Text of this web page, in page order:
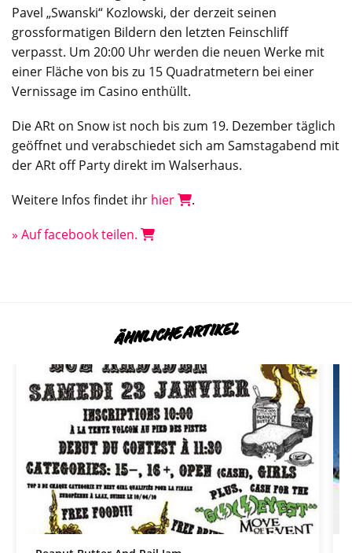
Pavel „Swanski“ Kozlowski, der derzeit seinen
grossformatigen Bildern den letzten Feinschliff
verpasst. Um 20:00 Uhr werden die neuen Werke mit
einer Fläche von bis zu 15 Quadratmetern bei einer
Vernissage im Casino enthüllt.
Die ARt on Snow ist noch bis zum 19. Dezember täglich
geöffnet und verabschiedet sich am Samstagabend mit
der ARt off Party direkt im Walserhaus.
Weitere Infos findet ihr hier .
» Auf facebook teilen.
ÄHNLICHE ARTIKEL